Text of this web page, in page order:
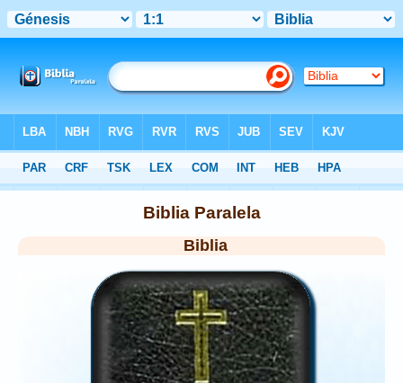
> Home
Biblia Paralela
Biblia